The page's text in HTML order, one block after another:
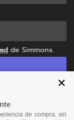
de compra, sin
✕
de Simmons.